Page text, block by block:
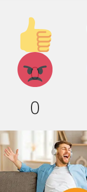
Палец
вверх!
0
Агрессия!
0